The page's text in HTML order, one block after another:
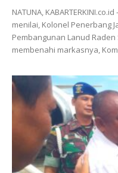
NATUNA,
menilai, Kolonel Penerbang
Pembangunan Lanud Raden
membenahi markasnya,